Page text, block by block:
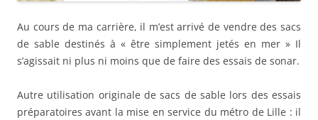
Au cours de ma carrière, il m’est arrivé de vendre des sacs
de sable destinés à « être simplement jetés en mer » Il
s’agissait ni plus ni moins que de faire des essais de sonar.
Autre utilisation originale de sacs de sable lors des essais
préparatoires avant la mise en service du métro de Lille : il